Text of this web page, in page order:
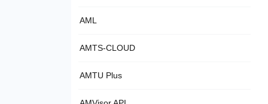
AML
AMTS-CLOUD
AMTU Plus